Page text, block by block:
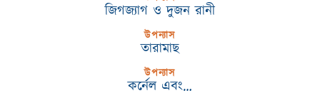
জিগজ্যাগ ও দুজন রানী
উপন্যাস
তারামাছ
উপন্যাস
কর্নেল এবং…